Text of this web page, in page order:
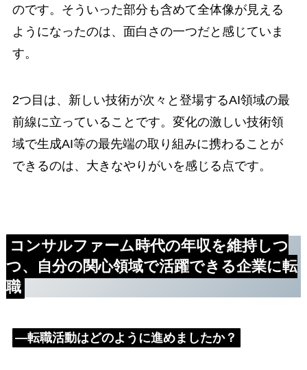
のです。そういった部分も含めて全体像が見える
ようになったのは、面白さの一つだと感じていま
す。
2つ目は、新しい技術が次々と登場するAI領域の最
前線に立っていることです。変化の激しい技術領
域で生成AI等の最先端の取り組みに携わることが
できるのは、大きなやりがいを感じる点です。
コンサルファーム時代の年収を維持しつ
つ、
自分の関心領域で活躍できる企業に転
職
―転職活動はどのように進めましたか？